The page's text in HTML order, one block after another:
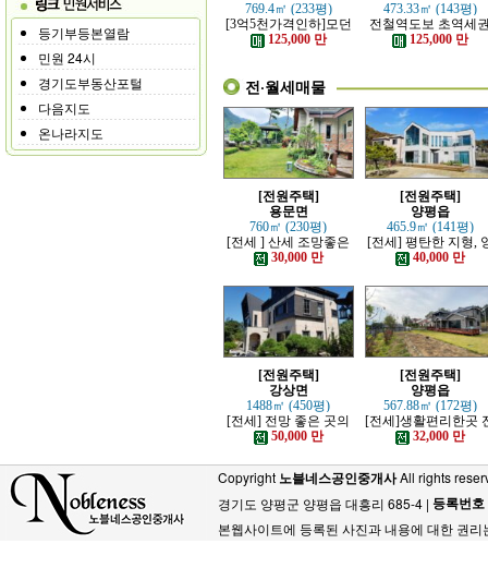
등기부등본열람
민원 24시
경기도부동산포털
다음지도
온나라지도
769.4㎡ (233평)
[3억5천가격인하]모던
하고 고급스러운 본채,
별채있는 전원주택
125,000 만
473.33㎡ (143평)
전철역도보 초역세
강조망 고급전원주
125,000 만
전·월세매물
[전원주택]
용문면
760㎡ (230평)
[전세 ] 산세 조망좋은
정원 예쁜, 단층주택
30,000 만
[전원주택]
양평읍
465.9㎡ (141평)
[전세] 평탄한 지형,
평시내 차량 접근성
수한 전원주택
40,000 만
[전원주택]
강상면
1488㎡ (450평)
[전세] 전망 좋은 곳의
고급 전원주택
50,000 만
[전원주택]
양평읍
567.88㎡ (172평)
[전세]생활편리한곳
망트인 전원주택
32,000 만
Copyright 노블네스공인중개사All rights
경기도 양평군 양평읍 대흥리 685-4 | 등록번호
본웹사이트에 등록된 사진과 내용에 대한 권